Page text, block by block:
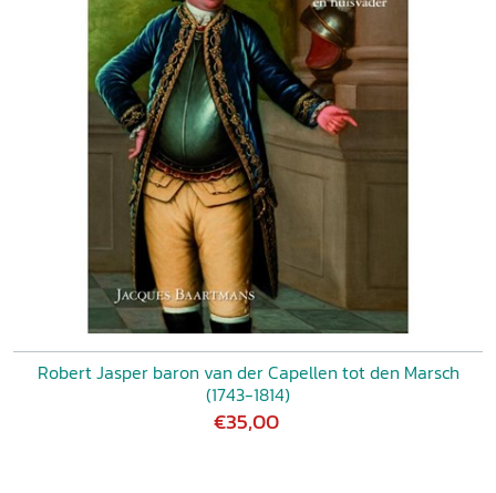
Robert Jasper baron van der Capellen tot den Marsch
(1743-1814)
€35,00